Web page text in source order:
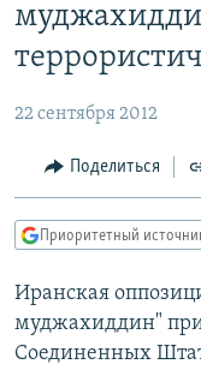
основному
Вернутся
Вернутся
поиску
АВТОРСКИЕ
МНЕНИЯ
КУЛЬТУРА
КАВКАЗ.РЕАЛИИ
СЕВЕР.РЕАЛИИ
СИБИРЬ.РЕАЛИИ
22 сентября 2012
Поделиться
Приоритетный
Иранская
муджахиддин"
Соединенных